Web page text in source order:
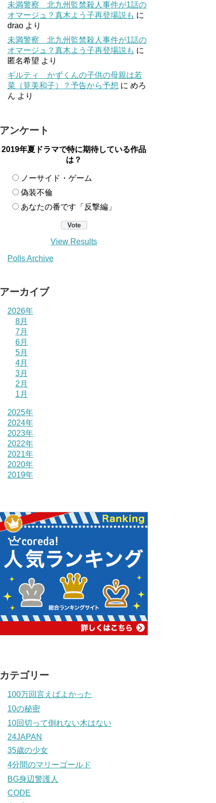
未満警察 北九州監禁殺人事件が1話の
オマージュ？真木よう子再登場説も に
drao より
未満警察 北九州監禁殺人事件が1話の
オマージュ？真木よう子再登場説も に
匿名希望 より
ギルティ かずくんの子供の母親は若
菜（筧美和子）？予告から予想 に めろ
ん より
アンケート
2019年夏ドラマで特に期待している作品
は？
ノーサイド・ゲーム
偽装不倫
あなたの番です「反撃編」
View Results
Polls Archive
アーカイブ
2026年
8月
7月
6月
5月
4月
3月
2月
1月
2025年
2024年
2023年
2022年
2021年
2020年
2019年
カテゴリー
100万回言えばよかった
10の秘密
10回切って倒れない木はない
24JAPAN
35歳の少女
4分間のマリーゴールド
BG身辺警護人
CODE